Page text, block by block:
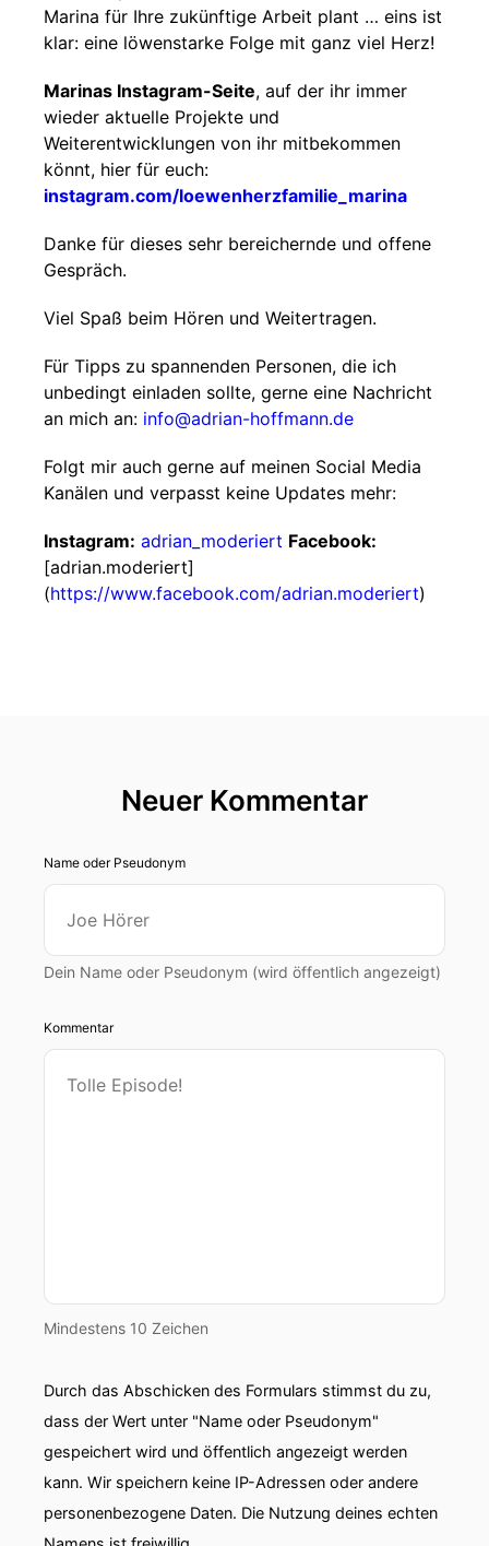
Marina für Ihre zukünftige Arbeit plant … eins ist
klar: eine löwenstarke Folge mit ganz viel Herz!
Marinas Instagram-Seite, auf der ihr immer
wieder aktuelle Projekte und
Weiterentwicklungen von ihr mitbekommen
könnt, hier für euch:
instagram.com/loewenherzfamilie_marina
Danke für dieses sehr bereichernde und offene
Gespräch.
Viel Spaß beim Hören und Weitertragen.
Für Tipps zu spannenden Personen, die ich
unbedingt einladen sollte, gerne eine Nachricht
an mich an: info@adrian-hoffmann.de
Folgt mir auch gerne auf meinen Social Media
Kanälen und verpasst keine Updates mehr:
Instagram: adrian_moderiert Facebook:
[adrian.moderiert]
(https://www.facebook.com/adrian.moderiert)
Neuer Kommentar
Name oder Pseudonym
Dein Name oder Pseudonym (wird öffentlich angezeigt)
Kommentar
Mindestens 10 Zeichen
Durch das Abschicken des Formulars stimmst du zu,
dass der Wert unter "Name oder Pseudonym"
gespeichert wird und öffentlich angezeigt werden
kann. Wir speichern keine IP-Adressen oder andere
personenbezogene Daten. Die Nutzung deines echten